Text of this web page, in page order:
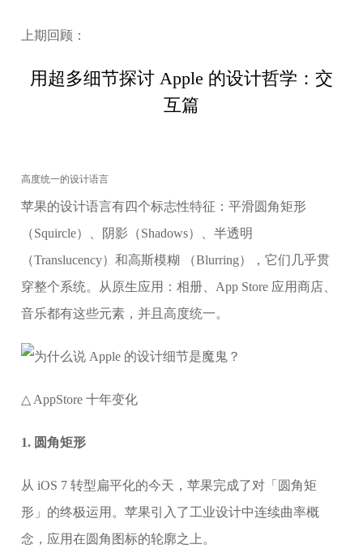
上期回顾：
用超多细节探讨 Apple 的设计哲学：交
互篇
高度统一的设计语言
苹果的设计语言有四个标志性特征：平滑圆角矩形
（Squircle）、阴影（Shadows）、半透明
（Translucency）和高斯模糊 （Blurring），它们几乎贯
穿整个系统。从原生应用：相册、App Store 应用商店、
音乐都有这些元素，并且高度统一。
△ AppStore 十年变化
1. 圆角矩形
从 iOS 7 转型扁平化的今天，苹果完成了对「圆角矩
形」的终极运用。苹果引入了工业设计中连续曲率概
念，应用在圆角图标的轮廓之上。